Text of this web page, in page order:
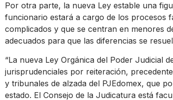
Por otra parte, la nueva Ley estable una
funcionario estará a cargo de los procesos
complicados y que se centran en menores
adecuados para que las diferencias se
“La nueva Ley Orgánica del Poder Judicial
jurisprudenciales por reiteración,
y tribunales de alzada del PJEdomex, que
estado. El Consejo de la Judicatura está